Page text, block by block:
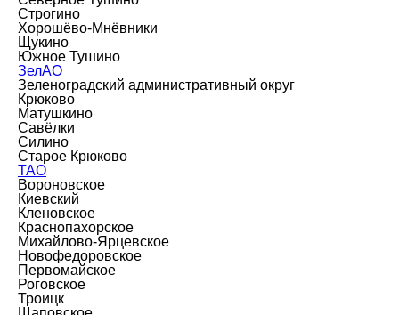
Строгино
Хорошёво-Мнёвники
Щукино
Южное Тушино
ЗелАО
Зеленоградский административный округ
Крюково
Матушкино
Савёлки
Силино
Старое Крюково
ТАО
Вороновское
Киевский
Кленовское
Краснопахорское
Михайлово-Ярцевское
Новофедоровское
Первомайское
Роговское
Троицк